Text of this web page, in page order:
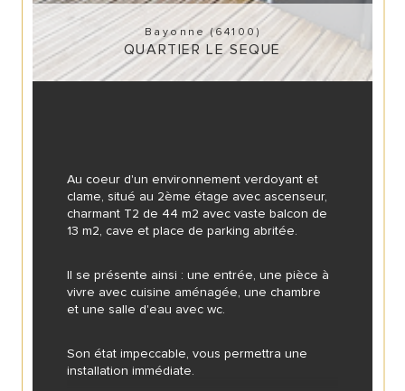
Bayonne (64100)
QUARTIER LE SEQUE
Au coeur d'un environnement verdoyant et
clame, situé au 2ème étage avec ascenseur,
charmant T2 de 44 m2 avec vaste balcon de
13 m2, cave et place de parking abritée.
Il se présente ainsi : une entrée, une pièce à
vivre avec cuisine aménagée, une chambre
et une salle d'eau avec wc.
Son état impeccable, vous permettra une
installation immédiate.